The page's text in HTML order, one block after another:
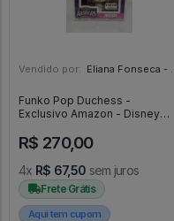
Vendido por: Eliana Fonseca - SP
Funko Pop Duchess -
Exclusivo Amazon - Disney
POP #10
R$ 270,00
4x R$ 67,50 sem juros
Frete Grátis
Aqui tem cupom